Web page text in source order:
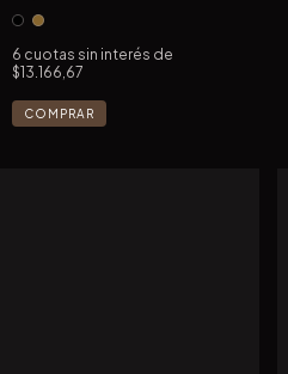
6 cuotas sin interés de
$13.166,67
COMPRAR